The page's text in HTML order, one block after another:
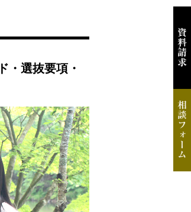
・選抜要項・